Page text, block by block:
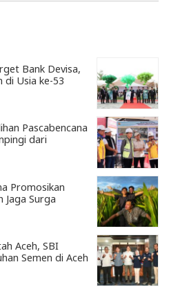
Bank Devisa,
di Usia ke-53
Pascabencana
dari
Promosikan
Jaga Surga
Aceh, SBI
Semen di Aceh